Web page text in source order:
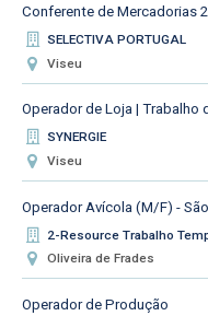
Conferente de Mercadorias
SELECTIVA PORTUGAL
Viseu
Operador de Loja | Trabalho
SYNERGIE
Viseu
Operador Avícola (M/F) -
2-Resource Trabalho
Oliveira de Frades
Operador de Produção